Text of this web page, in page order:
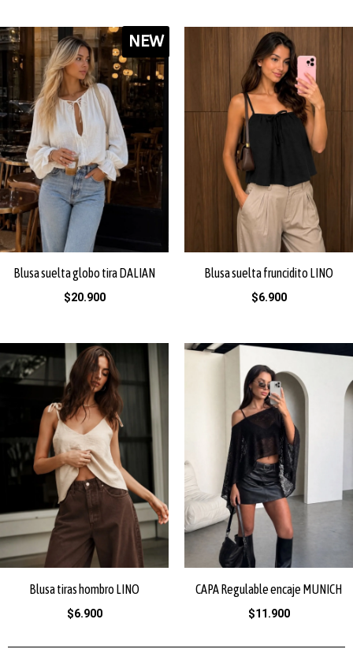
NEW
Blusa suelta globo tira DALIAN
$20.900
Blusa suelta fruncidito LINO
$6.900
Blusa tiras hombro LINO
$6.900
CAPA Regulable encaje MUNICH
$11.900